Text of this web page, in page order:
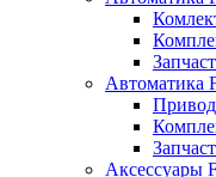
Автоматика
Аксессуары